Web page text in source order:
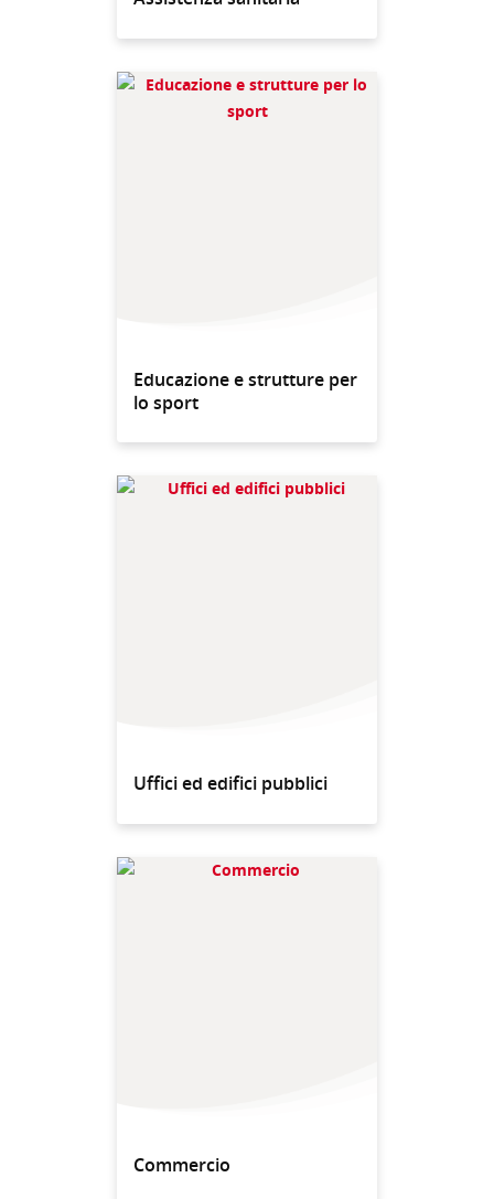
Educazione e strutture per
lo sport
Uffici ed edifici pubblici
Commercio